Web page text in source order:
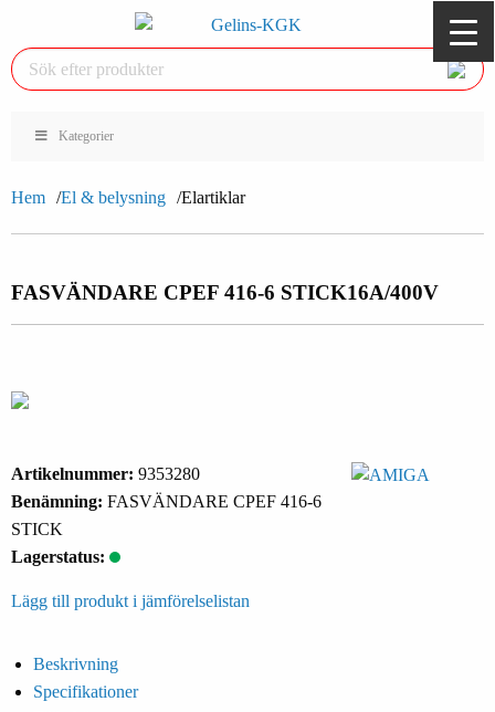
Kategorier
Hem El & belysning Elartiklar
FASVÄNDARE CPEF 416-6 STICK16A/400V
Artikelnummer: 9353280
Benämning: FASVÄNDARE CPEF 416-6
STICK
Lagerstatus:
Lägg till produkt i jämförelselistan
Beskrivning
Specifikationer